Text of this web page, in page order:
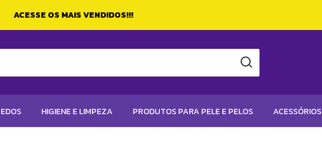
ACESSE OS MAIS VENDIDOS!!!
HIGIENE E LIMPEZA PRODUTOS PARA PELE E PELOS ACESSÓRIOS